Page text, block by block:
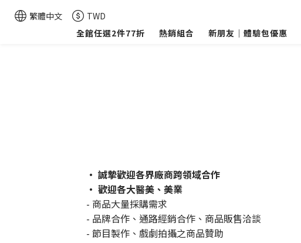
繁體中文 TWD
全館任選2件77折
熱銷組合 新朋友｜體驗包優惠
・ 誠摯歡迎各界廠商跨領域合作
・ 歡迎各大醫美、美業
- 商品大量採購需求
- 品牌合作、通路經銷合作、商品販售洽談
- 節目製作、戲劇拍攝之商品贊助